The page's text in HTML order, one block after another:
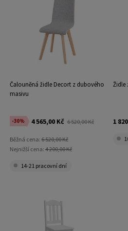
Čalouněná židle Decort z dubového
masivu
-30% 4 565,00 Kč 6 520,00 Kč
Běžná cena: 6 520,00 Kč
Nejnižší cena: 4 200,00 Kč
14-21 pracovní dní
Židle
1